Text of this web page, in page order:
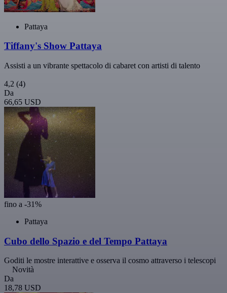
Pattaya
Tiffany's Show Pattaya
Assisti a un vibrante spettacolo di cabaret con artisti di talento
4,2 (4)
Da
66,65 USD
fino a -31%
Pattaya
Cubo dello Spazio e del Tempo Pattaya
Goditi le mostre interattive e osserva il cosmo attraverso i telescopi
Novità
Da
18,78 USD